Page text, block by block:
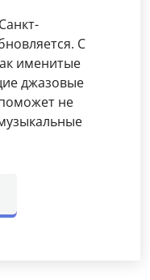
С
именитые
джазовые
не